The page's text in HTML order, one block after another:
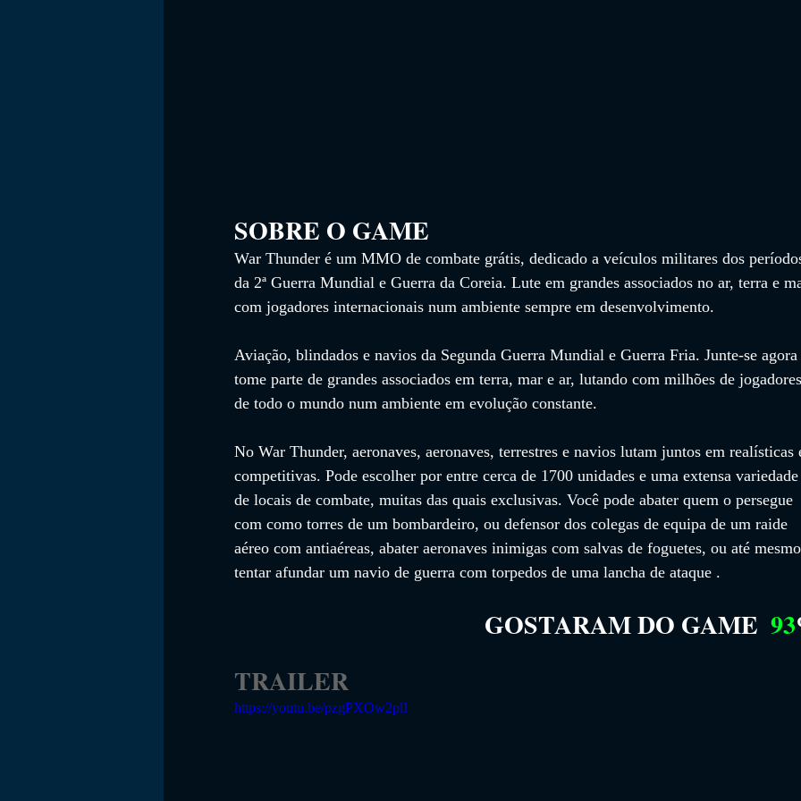
SOBRE O GAME
War Thunder é um MMO de combate grátis, dedicado a veículos militares dos
da 2ª Guerra Mundial e Guerra da Coreia. Lute em grandes associados no ar, terra e
com jogadores internacionais num ambiente sempre em desenvolvimento.
Aviação, blindados e navios da Segunda Guerra Mundial e Guerra Fria. Junte-se agora
tome parte de grandes associados em terra, mar e ar, lutando com milhões de jogadores
de todo o mundo num ambiente em evolução constante.
No War Thunder, aeronaves, aeronaves, terrestres e navios lutam juntos em realísticas
competitivas. Pode escolher por entre cerca de 1700 unidades e uma extensa variedade
de locais de combate, muitas das quais exclusivas. Você pode abater quem o persegue
com como torres de um bombardeiro, ou defensor dos colegas de equipa de um raide
aéreo com antiaéreas, abater aeronaves inimigas com salvas de foguetes, ou até mesmo
tentar afundar um navio de guerra com torpedos de uma lancha de ataque .
GOSTARAM DO GAME 93
TRAILER
https://youtu.be/pzgPXOw2plI